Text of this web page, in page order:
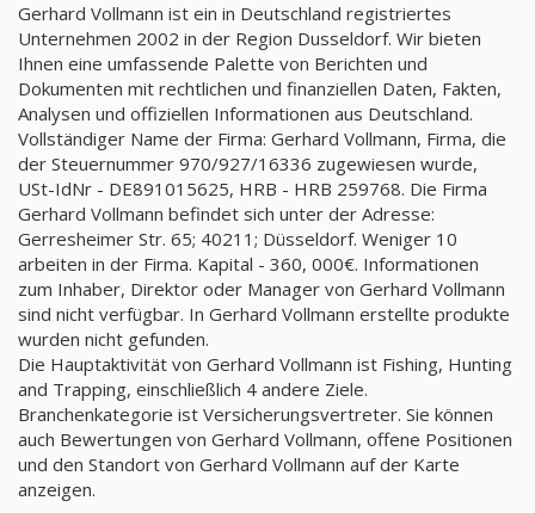
Gerhard Vollmann ist ein in Deutschland registriertes
Unternehmen 2002 in der Region Dusseldorf. Wir bieten
Ihnen eine umfassende Palette von Berichten und
Dokumenten mit rechtlichen und finanziellen Daten, Fakten,
Analysen und offiziellen Informationen aus Deutschland.
Vollständiger Name der Firma: Gerhard Vollmann, Firma, die
der Steuernummer 970/927/16336 zugewiesen wurde,
USt-IdNr - DE891015625, HRB - HRB 259768. Die Firma
Gerhard Vollmann befindet sich unter der Adresse:
Gerresheimer Str. 65; 40211; Düsseldorf. Weniger 10
arbeiten in der Firma. Kapital - 360, 000€. Informationen
zum Inhaber, Direktor oder Manager von Gerhard Vollmann
sind nicht verfügbar. In Gerhard Vollmann erstellte produkte
wurden nicht gefunden.
Die Hauptaktivität von Gerhard Vollmann ist Fishing, Hunting
and Trapping, einschließlich 4 andere Ziele.
Branchenkategorie ist Versicherungsvertreter. Sie können
auch Bewertungen von Gerhard Vollmann, offene Positionen
und den Standort von Gerhard Vollmann auf der Karte
anzeigen.